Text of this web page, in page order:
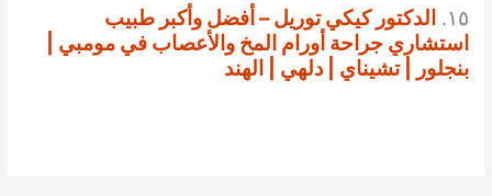
١٥.
الدكتور كيكي توريل – أفضل وأكبر طبيب
استشاري جراحة أورام المخ والأعصاب في مومبي |
بنجلور | تشيناي | دلهي | الهند